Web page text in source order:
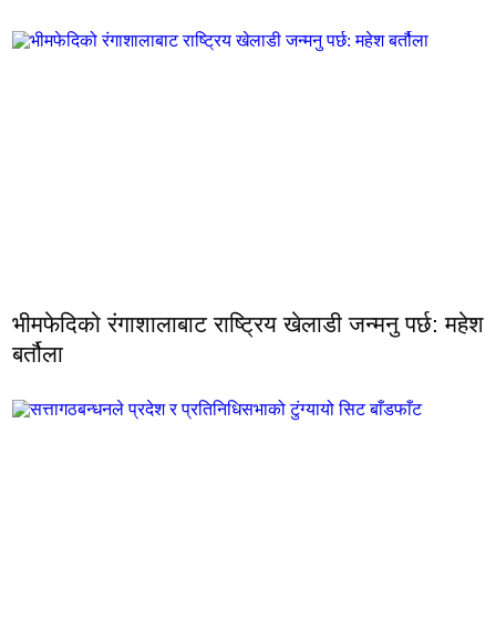
भीमफेदिको रंगाशालाबाट राष्ट्रिय खेलाडी जन्मनु पर्छ: महेश
बर्तौला